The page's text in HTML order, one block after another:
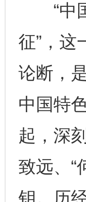
“中国
征”，这
论断，
中国特
起，深
致远、“
钥。历